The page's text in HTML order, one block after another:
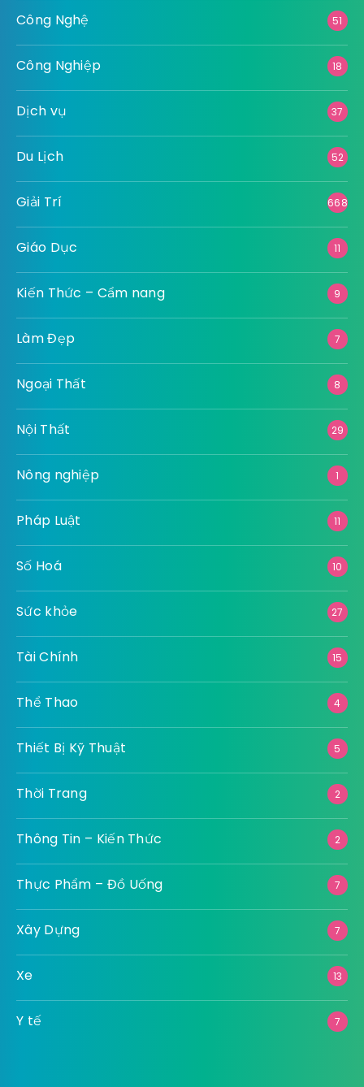
Công Nghệ 51
Công Nghiệp 18
Dịch vụ 37
Du Lịch 52
Giải Trí 668
Giáo Dục 11
Kiến Thức – Cẩm nang 9
Làm Đẹp 7
Ngoại Thất 8
Nội Thất 29
Nông nghiệp 1
Pháp Luật 11
Số Hoá 10
Sức khỏe 27
Tài Chính 15
Thể Thao 4
Thiết Bị Kỹ Thuật 5
Thời Trang 2
Thông Tin – Kiến Thức 2
Thực Phẩm – Đồ Uống 7
Xây Dựng 7
Xe 13
Y tế 7